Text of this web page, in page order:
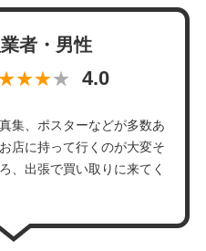
者・男性
集、ポスターなどが多数あ
店に持って行くのが大変そ
、出張で買い取りに来てく